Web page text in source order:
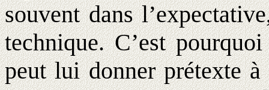
souvent dans
technique. C’est
peut lui donner prétexte